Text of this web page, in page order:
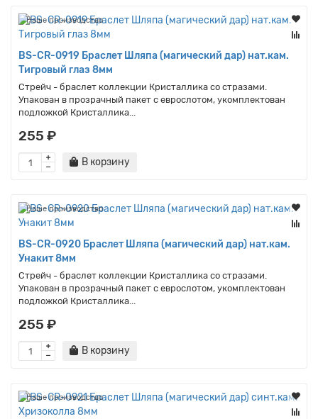
Наше производство
BS-CR-0919 Браслет Шляпа (магический дар) нат.кам.
Тигровый глаз 8мм
Стрейч - браслет коллекции Кристаллика со стразами.
Упакован в прозрачный пакет с еврослотом, укомплектован
подложкой Кристаллика...
255 ₽
В корзину
Наше производство
BS-CR-0920 Браслет Шляпа (магический дар) нат.кам.
Унакит 8мм
Стрейч - браслет коллекции Кристаллика со стразами.
Упакован в прозрачный пакет с еврослотом, укомплектован
подложкой Кристаллика...
255 ₽
В корзину
Наше производство